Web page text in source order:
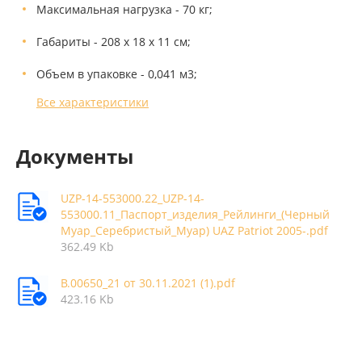
Максимальная нагрузка - 70 кг;
Габариты - 208 х 18 х 11 см;
Объем в упаковке - 0,041 м3;
Все характеристики
Документы
UZP-14-553000.22_UZP-14-
553000.11_Паспорт_изделия_Рейлинги_(Черный
Муар_Серебристый_Муар) UAZ Patriot 2005-.pdf
362.49 Kb
В.00650_21 от 30.11.2021 (1).pdf
423.16 Kb